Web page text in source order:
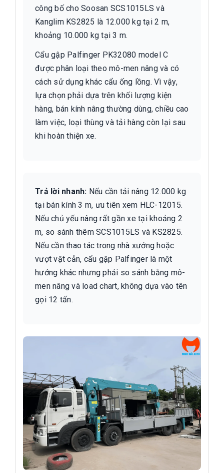
công bố cho Soosan SCS1015LS và
Kanglim KS2825 là 12.000 kg tại 2 m,
khoảng 10.000 kg tại 3 m.
Cẩu gập Palfinger PK32080 model C
được phân loại theo mô-men nâng và có
cách sử dụng khác cẩu ống lồng. Vì vậy,
lựa chọn phải dựa trên khối lượng kiện
hàng, bán kính nâng thường dùng, chiều cao
làm việc, loại thùng và tải hàng còn lại sau
khi hoàn thiện xe.
Trả lời nhanh: Nếu cần tải nâng 12.000 kg
tại bán kính 3 m, ưu tiên xem HLC-12015.
Nếu chủ yếu nâng rất gần xe tại khoảng 2
m, so sánh thêm SCS1015LS và KS2825.
Nếu cần thao tác trong nhà xưởng hoặc
vượt vật cản, cẩu gập Palfinger là một
hướng khác nhưng phải so sánh bằng mô-
men nâng và load chart, không dựa vào tên
gọi 12 tấn.